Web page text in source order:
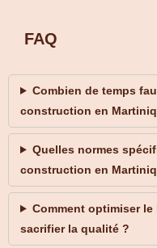
FAQ
Combien de temps
construction en
Quelles normes
construction en
Comment optimiser
sacrifier la qualité ?